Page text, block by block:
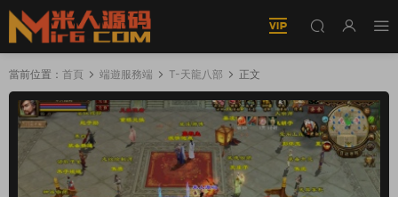
當前位置： 首頁 端遊服務端 T-天龍八部 正文